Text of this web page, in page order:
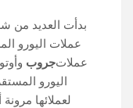
بدأت العديد من
عملات اليورو
وأوتو جروبعملات
اليورو
لعملائها